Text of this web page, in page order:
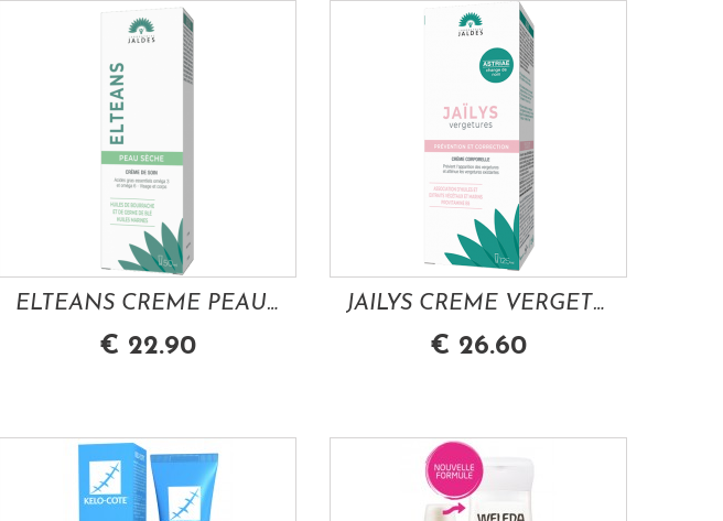
ELTEANS CREME PEAUX SECHES 50ML
€ 22.90
JAILYS CREME VERGETURES 125ML
€ 26.60